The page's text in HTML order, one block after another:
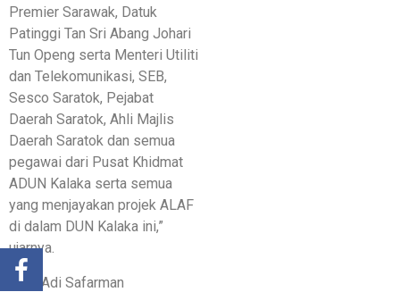
Premier Sarawak, Datuk
Patinggi Tan Sri Abang Johari
Tun Openg serta Menteri Utiliti
dan Telekomunikasi, SEB,
Sesco Saratok, Pejabat
Daerah Saratok, Ahli Majlis
Daerah Saratok dan semua
pegawai dari Pusat Khidmat
ADUN Kalaka serta semua
yang menjayakan projek ALAF
di dalam DUN Kalaka ini,”
ujarnya.
Oleh Adi Safarman